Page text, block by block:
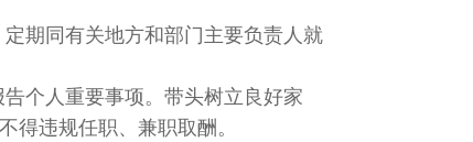
期同有关地方和部门主要负责人就
个人重要事项。带头树立良好家
得违规任职、兼职取酬。